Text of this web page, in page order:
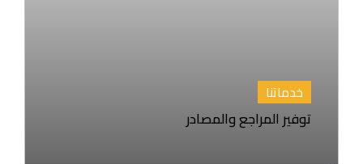
خدماتنا
توفير المراجع والمصادر